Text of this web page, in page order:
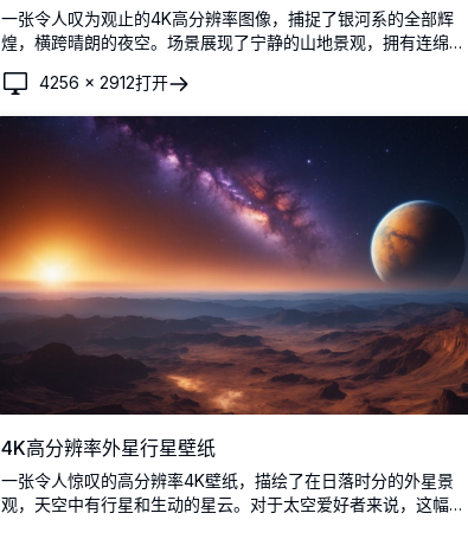
一张令人叹为观止的4K高分辨率图像，捕捉了银河系的全部辉
煌，横跨晴朗的夜空。场景展现了宁静的山地景观，拥有连绵起
爱好者和寻求灵感的摄影师。这张超详细的图像展示了宇宙的美
丽和未受触及自然的宁静，非常适合用作壁纸、印刷品或数字艺
4256 ×2912打开
4K高分辨率外星行星壁纸
一张令人惊叹的高分辨率4K壁纸，描绘了在日落时分的外星景
观，天空中有行星和生动的星云。对于太空爱好者来说，这幅图